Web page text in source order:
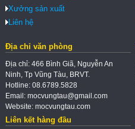
Xưởng sản xuất
Liên hệ
Địa chỉ văn phòng
Địa chỉ: 466 Bình Giã, Nguyễn An
Ninh, Tp Vũng Tàu, BRVT.
Hotline: 08.6789.5828
Email: mocvungtau@gmail.com
Website: mocvungtau.com
Liên kết hàng đầu